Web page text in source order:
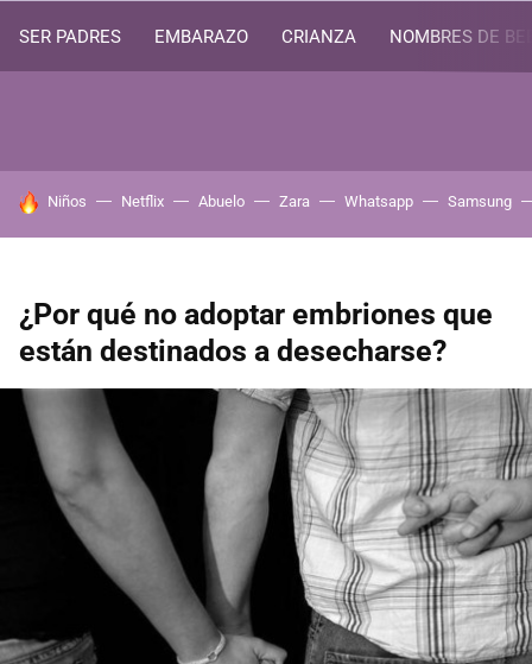
SER PADRES EMBARAZO CRIANZA NOMBRES DE
HOY SE HABLA DE
Niños Netflix Abuelo Zara Whatsapp Samsung
¿Por qué no adoptar embriones que
están destinados a desecharse?